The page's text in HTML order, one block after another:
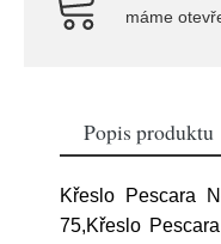
máme
Popis produktu
Křeslo Pescara
75,Křeslo